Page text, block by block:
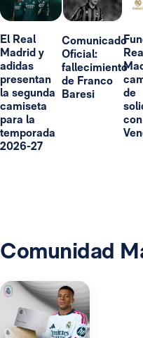
El Real
Madrid y
adidas
presentan
la segunda
camiseta
para la
temporada
2026-27
Comunicado
Oficial:
fallecimiento
de Franco
Baresi
de
con
Comunidad